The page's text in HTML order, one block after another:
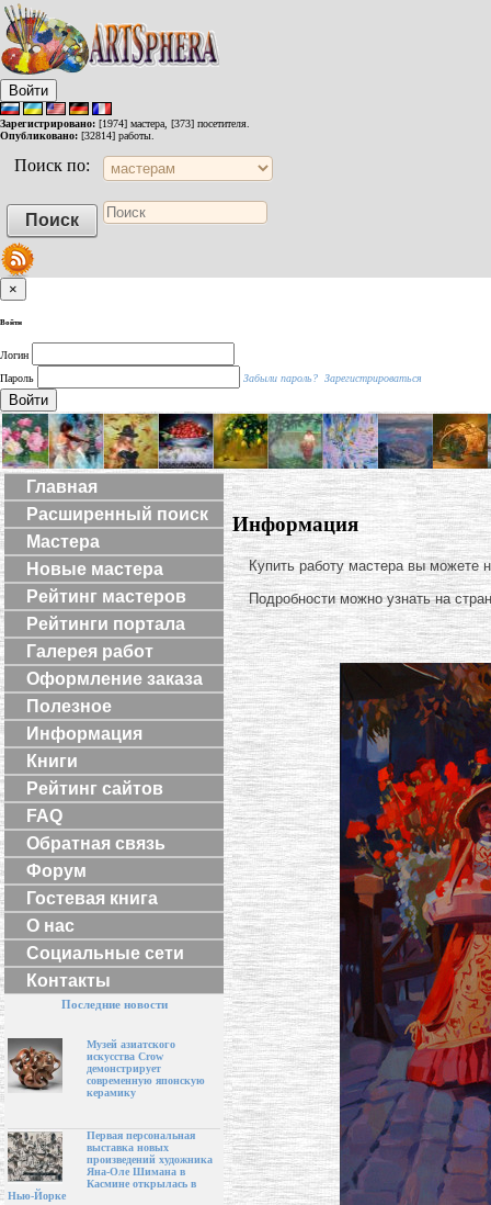
Войти
Зарегистрировано: [1974] мастера, [373] посетителя.
Опубликовано: [32814] работы.
Поиск по:
×
Войти
Логин
Пароль
Забыли пароль? Зарегистрироваться
Войти
Главная
Расширенный поиск
Мастера
Новые мастера
Рейтинг мастеров
Рейтинги портала
Галерея работ
Оформление заказа
Полезное
Информация
Книги
Рейтинг сайтов
FAQ
Обратная связь
Форум
Гостевая книга
О нас
Социальные сети
Контакты
Последние новости
Музей азиатского
искусства Crow
демонстрирует
современную японскую
керамику
Первая персональная
выставка новых
произведений художника
Яна-Оле Шимана в
Касмине открылась в
Нью-Йорке
Информация
Купить работу мастера вы можете
Подробности можно узнать на